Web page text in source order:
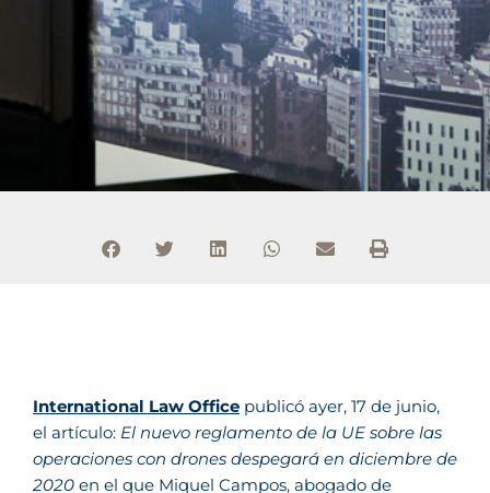
International Law Office publicó ayer, 17 de junio,
el artículo:  El nuevo reglamento de la UE sobre las
operaciones con drones despegará en diciembre de
2020  en el que Miquel Campos, abogado de